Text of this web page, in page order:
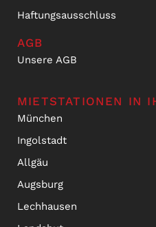
Haftungsausschluss
AGB
Unsere AGB
MIETSTATIONEN IN
München
Ingolstadt
Allgäu
Augsburg
Lechhausen